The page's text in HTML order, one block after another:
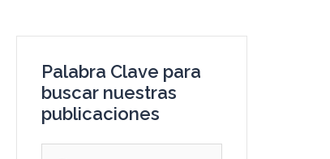
Palabra Clave para
buscar nuestras
publicaciones